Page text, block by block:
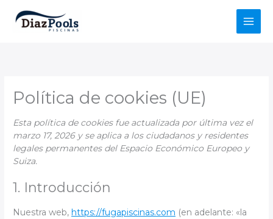
contenido
Política de cookies (UE)
Esta política de cookies fue actualizada por última vez el
marzo 17, 2026 y se aplica a los ciudadanos y residentes
legales permanentes del Espacio Económico Europeo y
Suiza.
1. Introducción
Nuestra web,https://fugapiscinas.com (en adelante: «la